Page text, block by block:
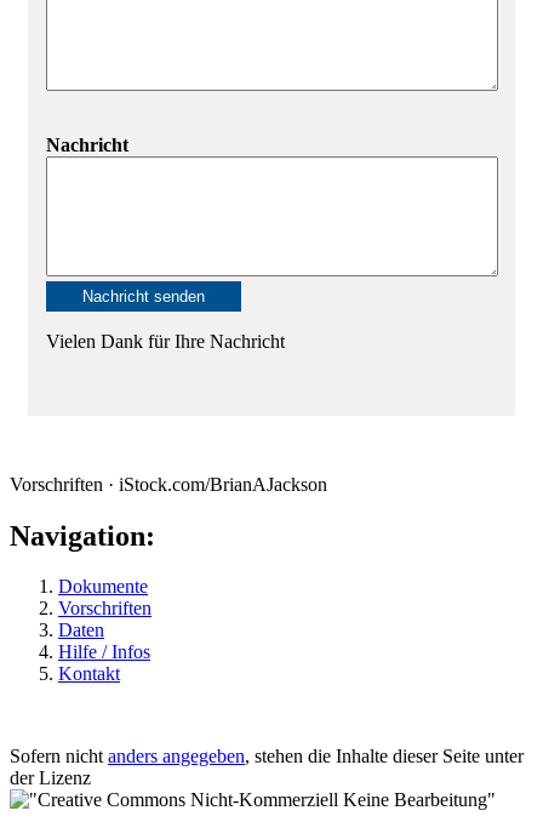
Nachricht
Vielen Dank für Ihre Nachricht
Vorschriften · iStock.com/BrianAJackson
Navigation:
Dokumente
Vorschriften
Daten
Hilfe / Infos
Kontakt
Sofern nichtanders angegeben, stehen die Inhalte dieser Seite unter
der Lizenz